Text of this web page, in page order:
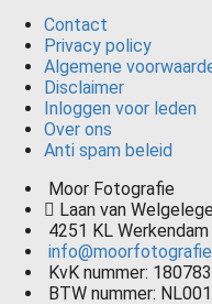
Contact
Privacy policy
Algemene
Disclaimer
Inloggen voor leden
Over ons
Anti spam beleid
Moor Fotografie
Laan van
4251 KL Werkendam
KvK nummer:
BTW nummer: